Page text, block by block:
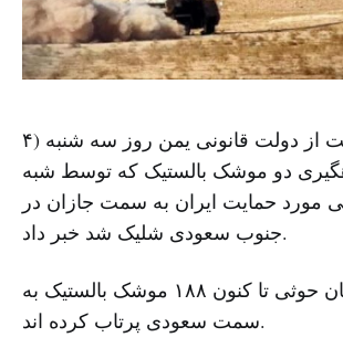
ائتلاف حمایت از دولت قانونی یمن روز سه شنبه (۴
دو موشک بالستیک که توسط شبه
مورد حمایت ایران به سمت جازان در
جنوب سعودی شلیک شد خبر داد.
شبه نظامیان حوثی تا کنون ۱۸۸ موشک بالستیک به
سمت سعودی پرتاب کرده اند.